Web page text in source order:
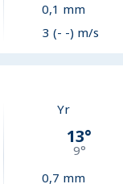
0,1 mm
3 (- -) m/s
Yr
13°
9°
0,7 mm